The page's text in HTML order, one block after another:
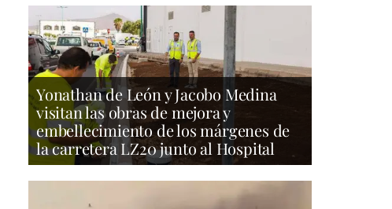
Yonathan de León y Jacobo Medina
visitan las obras de mejora y
embellecimiento de los márgenes de
la carretera LZ20 junto al Hospital